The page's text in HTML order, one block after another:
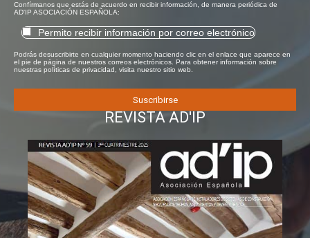
Confírmanos que estás de acuerdo en recibir información, de manera periódica de
AD'IP ASOCIACIÓN ESPAÑOLA:
Permito recibir información por correo electrónico
Podrás desuscribirte en cualquier momento haciendo clic en el enlace que aparece en
el pie de página de nuestros correos electrónicos. Para obtener información sobre
nuestras políticas de privacidad, visita nuestro sitio web.
REVISTA AD'IP